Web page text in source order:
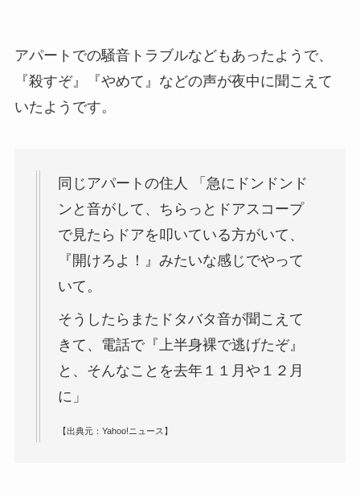
アパートでの騒音トラブルなどもあったようで、
『殺すぞ』『やめて』などの声が夜中に聞こえて
いたようです。
同じアパートの住人 「急にドンドンド
ンと音がして、ちらっとドアスコープ
で見たらドアを叩いている方がいて、
『開けろよ！』みたいな感じでやって
いて。
そうしたらまたドタバタ音が聞こえて
きて、電話で『上半身裸で逃げたぞ』
と、そんなことを去年１１月や１２月
に」
【出典元：Yahoo!ニュース】